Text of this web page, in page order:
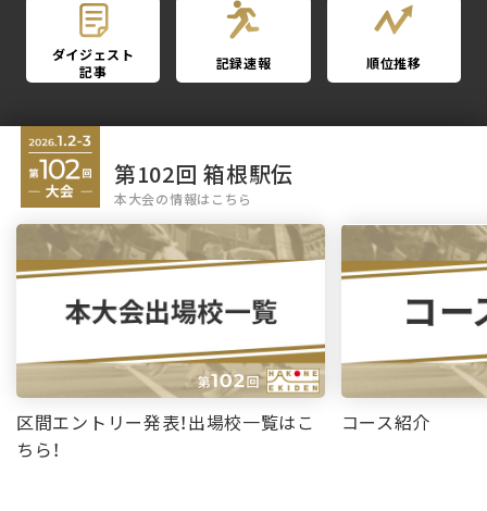
ダイジェスト
記事
記録速報 順位推移
第102回 箱根駅伝
本大会の情報はこちら
区間エントリー発表！出場校一覧はこ
ちら！
コース紹介